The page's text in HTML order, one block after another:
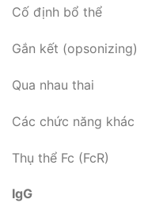
Cố định bổ thể
Gắn kết (opsonizing)
Qua nhau thai
Các chức năng khác
Thụ thể Fc (FcR)
IgG